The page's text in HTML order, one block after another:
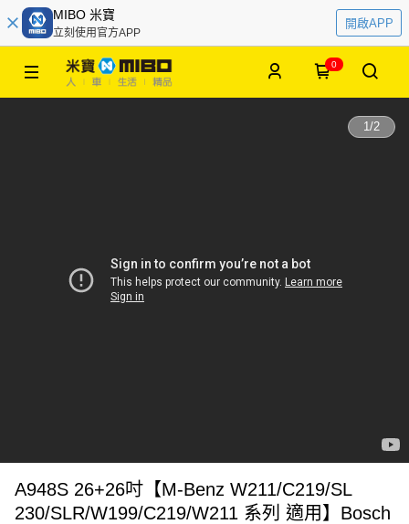
MIBO 米寶
立刻使用官方APP
開啟APP
0
1/2
A948S 26+26吋【M-Benz W211/C219/SL
230/SLR/W199/C219/W211 系列 適用】Bosch